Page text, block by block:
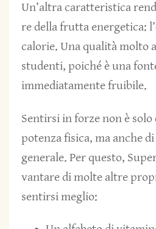
Un’altra caratteristica
re della frutta energetica:
calorie. Una qualità molto
studenti, poiché è una
immediatamente fruibile.
Sentirsi in forze non è
potenza fisica, ma anche di
generale. Per questo,
vantare di molte altre
sentirsi meglio: